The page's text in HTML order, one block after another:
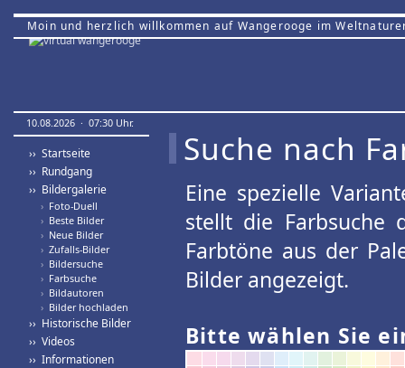
Moin und herzlich willkommen auf Wangerooge im
10.08.2026 · 07:30 Uhr.
›› Startseite
›› Rundgang
›› Bildergalerie
› Foto-Duell
› Beste Bilder
› Neue Bilder
› Zufalls-Bilder
› Bildersuche
› Farbsuche
› Bildautoren
› Bilder hochladen
›› Historische Bilder
›› Videos
›› Informationen
Suche nach
Eine spezielle
stellt die Farbsuche
Farbtöne aus der
Bilder angezeigt.
Bitte wählen Sie